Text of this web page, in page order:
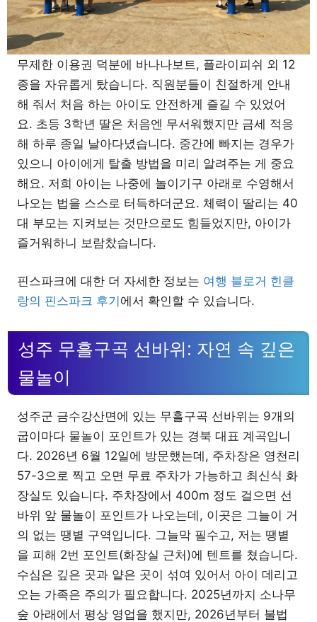
무제한 이용권 덕분에 바나나보트, 플라이피쉬 외 12
종을 자유롭게 탔습니다. 직원분들이 친절하게 안내
해 줘서 처음 하는 아이도 안전하게 즐길 수 있었어
요. 초등 3학년 딸은 처음엔 무서워했지만 금세 적응
해 하루 종일 날아다녔습니다. 중간에 빠지는 경우가
있으니 아이에게 탈출 방법을 미리 알려주는 게 중요
해요. 저희 아이는 나중에 놀이기구 아래로 수영해서
나오는 법을 스스로 터득하더군요. 체력이 딸리는 40
대 부모는 지켜보는 것만으로도 힘들었지만, 아이가
즐거워하니 보람찼습니다.
핀스파크에 대한 더 자세한 정보는 여행 블로거 힌클
랑의 핀스파크 후기에서 확인할 수 있습니다.
성주 무흘구곡 선바위: 자연 속 깊은
물놀이
성주군 금수강산면에 있는 무흘구곡 선바위는 9개의
굽이마다 물놀이 포인트가 있는 경북 대표 계곡입니
다. 2026년 6월 12일에 방문했는데, 주차장은 영천리
57-3으로 찍고 오면 무료 주차가 가능하고 최신식 화
장실도 있습니다. 주차장에서 400m 정도 걸으면 선
바위 앞 물놀이 포인트가 나오는데, 이곳은 그늘이 거
의 없는 땡볕 구역입니다. 그늘막 필수고, 저는 땡볕
을 피해 2번 포인트(화장실 근처)에 텐트를 쳤습니다.
수심은 깊은 곳과 얕은 곳이 섞여 있어서 아이 데리고
오는 가족은 주의가 필요합니다. 2025년까지 소나무
숲 아래에서 평상 영업을 했지만, 2026년부터 불법